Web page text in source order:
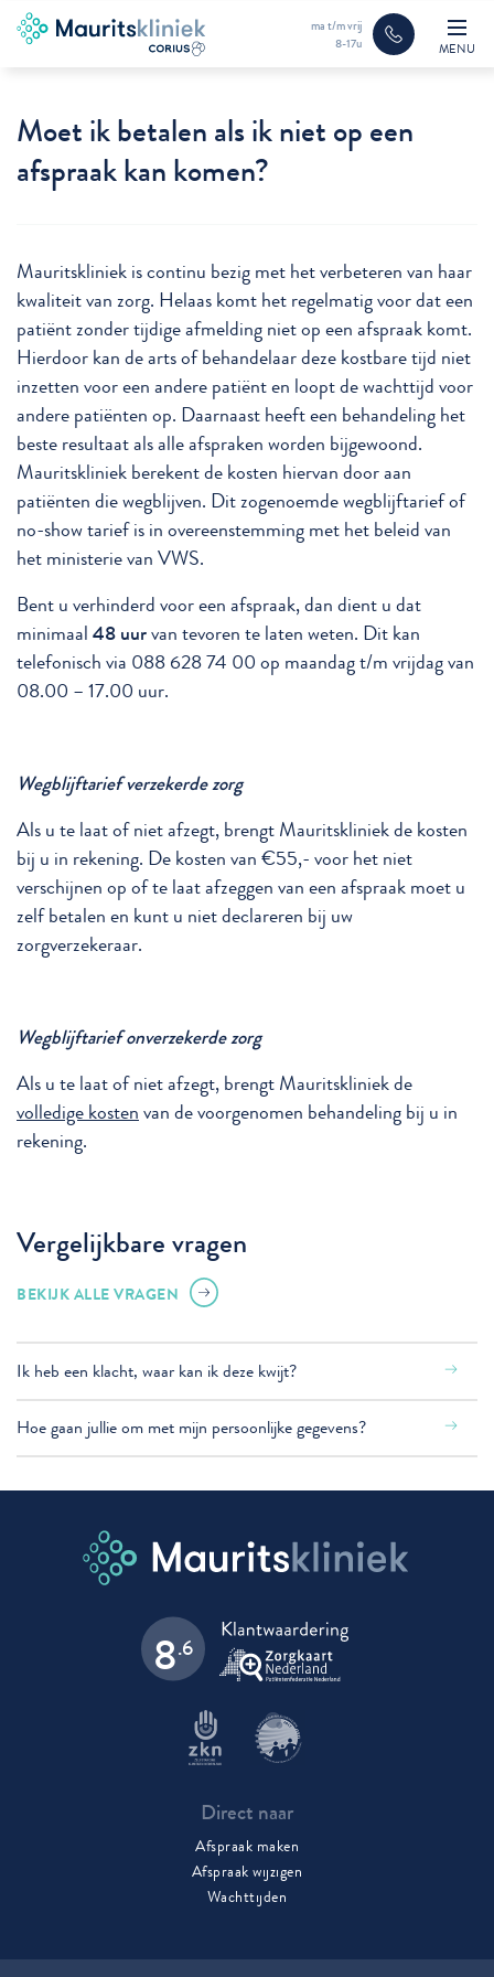
ma t/m vrij
8-17u
MENU
Moet ik betalen als ik niet op een
afspraak kan komen?
Mauritskliniek is continu bezig met het verbeteren van haar
kwaliteit van zorg. Helaas komt het regelmatig voor dat een
patiënt zonder tijdige afmelding niet op een afspraak komt.
Hierdoor kan de arts of behandelaar deze kostbare tijd niet
inzetten voor een andere patiënt en loopt de wachttijd voor
andere patiënten op. Daarnaast heeft een behandeling het
beste resultaat als alle afspraken worden bijgewoond.
Mauritskliniek berekent de kosten hiervan door aan
patiënten die wegblijven. Dit zogenoemde wegblijftarief of
no-show tarief is in overeenstemming met het beleid van
het ministerie van VWS.
Bent u verhinderd voor een afspraak, dan dient u dat
minimaal 48 uurvan tevoren te laten weten. Dit kan
telefonisch via 088 628 74 00 op maandag t/m vrijdag van
08.00 – 17.00 uur.
Wegblijftarief verzekerde zorg
Als u te laat of niet afzegt, brengt Mauritskliniek de kosten
bij u in rekening. De kosten van €55,- voor het niet
verschijnen op of te laat afzeggen van een afspraak moet u
zelf betalen en kunt u niet declareren bij uw
zorgverzekeraar.
Wegblijftarief onverzekerde zorg
Als u te laat of niet afzegt, brengt Mauritskliniek de
volledige kostenvan de voorgenomen behandeling bij u in
rekening.
Vergelijkbare vragen
BEKIJK ALLE VRAGEN
Ik heb een klacht, waar kan ik deze kwijt?
Hoe gaan jullie om met mijn persoonlijke gegevens?
8.6
Direct naar
Afspraak maken
Afspraak wijzigen
Wachttijden